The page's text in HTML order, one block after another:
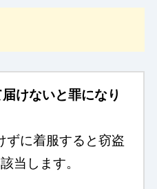
けないと罪になり
ずに着服すると窃盗
当します。